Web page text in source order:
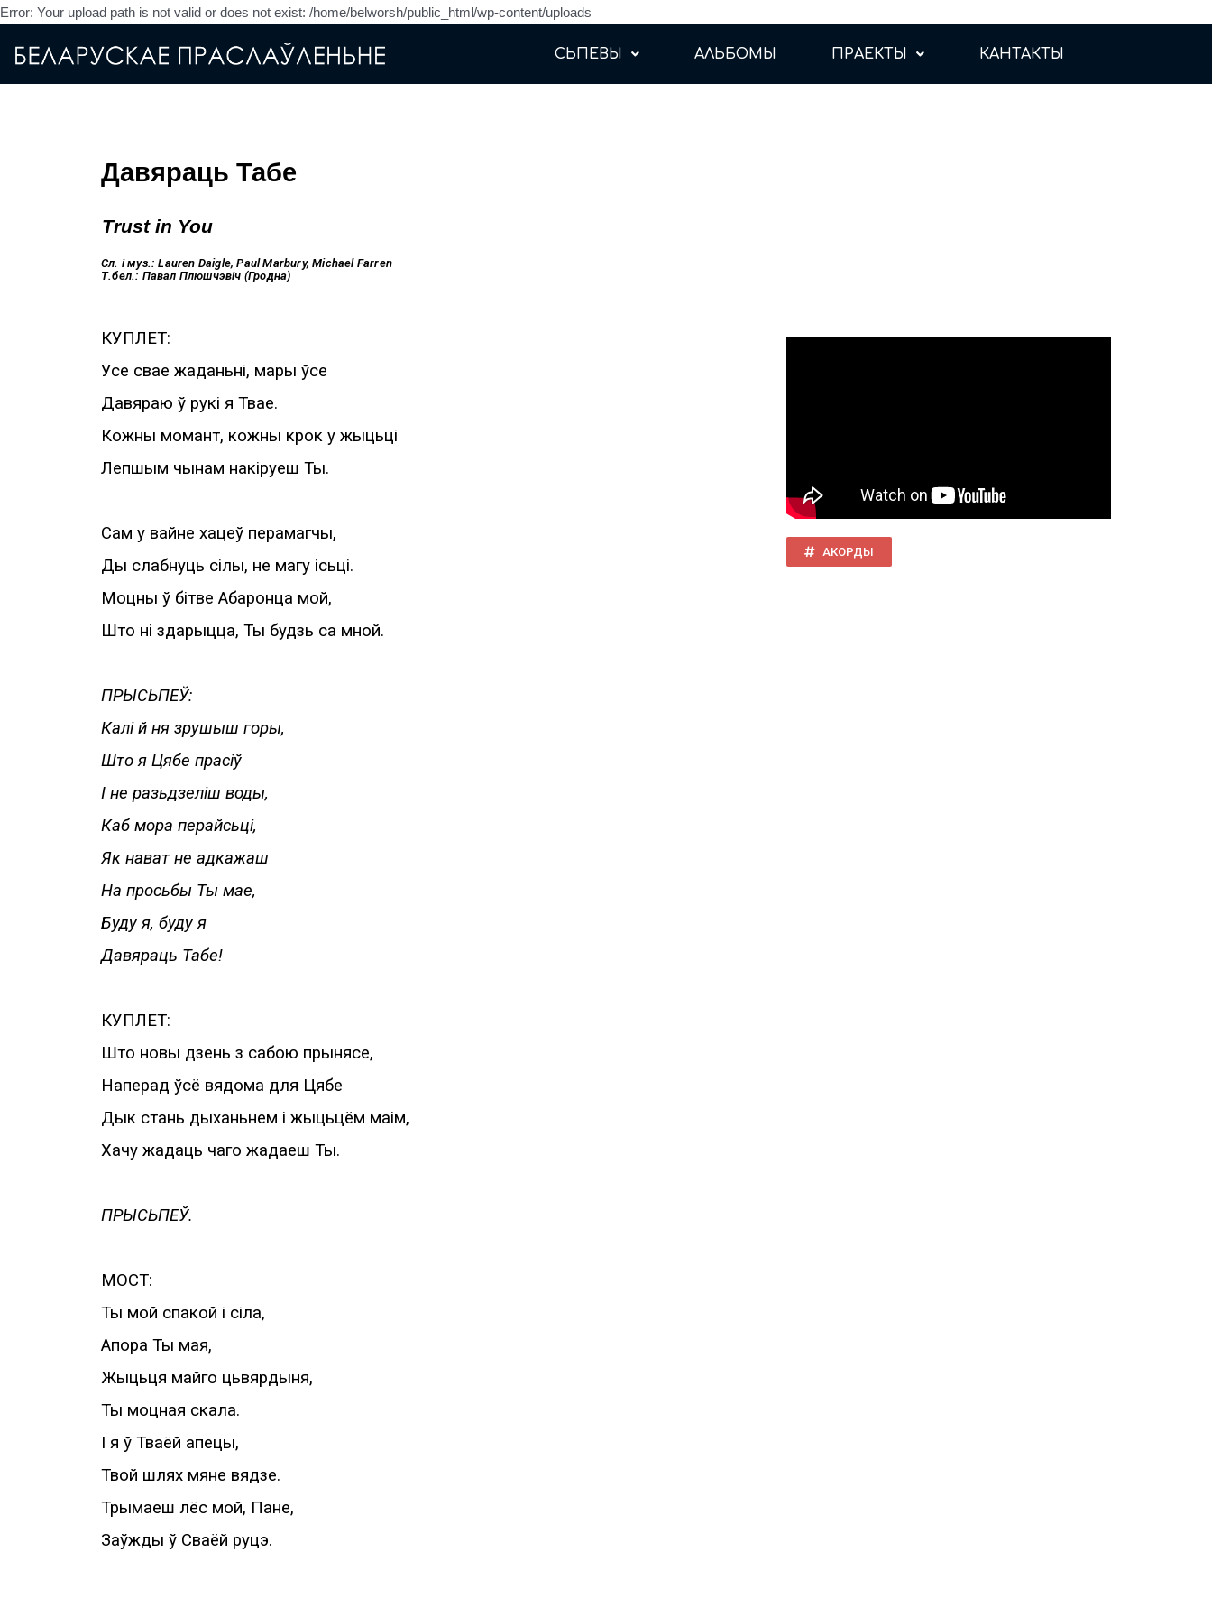
Error: Your upload path is not valid or does not exist: /home/belworsh/public_html/wp-content/uploads
СЬПЕВЫ АЛЬБОМЫ ПРАЕКТЫ КАНТАКТЫ
Давяраць Табе
Trust in You
Сл. і муз.:Lauren Daigle, Paul Marbury, Michael Farren
Т.бел.: Павал Плюшчэвіч (Гродна)
КУПЛЕТ:
Усе свае жаданьні, мары ўсе
Давяраю ў рукі я Твае.
Кожны момант, кожны крок у жыцьці
Лепшым чынам накіруеш Ты.
Сам у вайне хацеў перамагчы,
Ды слабнуць сілы, не магу ісьці.
Моцны ў бітве Абаронца мой,
Што ні здарыцца, Ты будзь са мной.
ПРЫСЬПЕЎ:
Калі й ня зрушыш горы,
Што я Цябе прасіў
І не разьдзеліш воды,
Каб мора перайсьці,
Як нават не адкажаш
На просьбы Ты мае,
Буду я, буду я
Давяраць Табе!
КУПЛЕТ:
Што новы дзень з сабою прынясе,
Наперад ўсё вядома для Цябе
Дык стань дыханьнем і жыцьцём маім,
Хачу жадаць чаго жадаеш Ты.
ПРЫСЬПЕЎ.
МОСТ:
Ты мой спакой і сіла,
Апора Ты мая,
Жыцьця майго цьвярдыня,
Ты моцная скала.
І я ў Тваёй апецы,
Твой шлях мяне вядзе.
Трымаеш лёс мой, Пане,
Заўжды ў Сваёй руцэ.
АКОРДЫ